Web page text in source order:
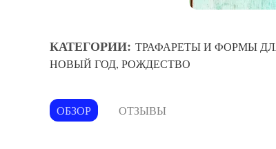
КАТЕГОРИИ: ТРАФАРЕТЫ И ФОРМЫ
НОВЫЙ ГОД, РОЖДЕСТВО
ОБЗОР ОТЗЫВЫ